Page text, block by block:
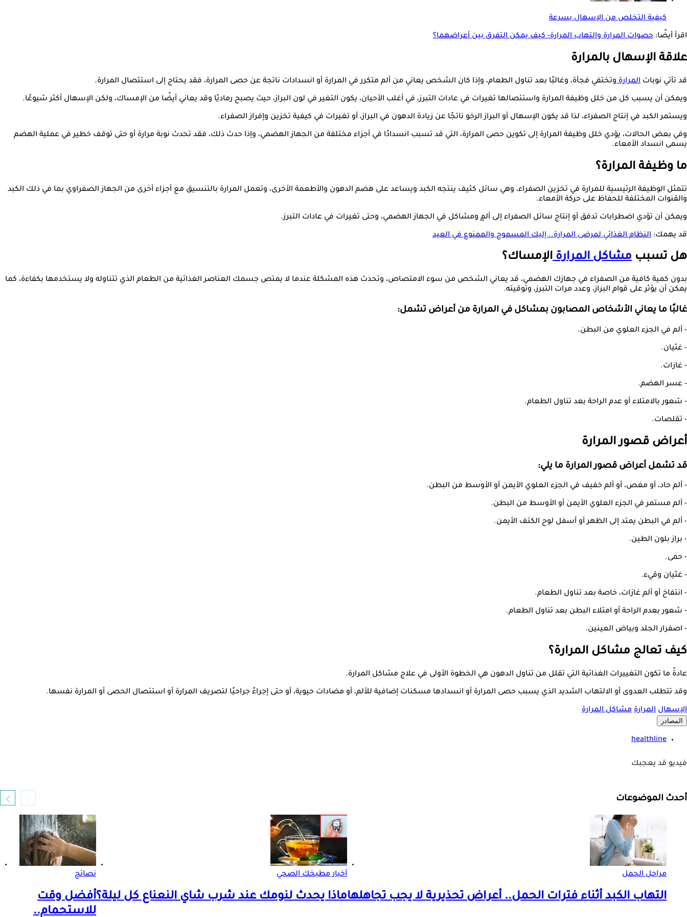
كيفية التخلص من الإسهال بسرعة
اقرأ أيضًا: حصوات المرارة والتهاب المرارة- كيف يمكن التفرق بين أعراضهما؟
علاقة الإسهال بالمرارة
قد تأتي نوبات المرارةوتختفي فجأة، وغالبًا بعد تناول الطعام، وإذا كان الشخص يعاني من ألم متكرر في المرارة أو انسدادات ناتجة عن حصى المرارة، فقد يحتاج إلى استئصال المرارة.
ويمكن أن يسبب كل من خلل وظيفة المرارة واستئصالها تغيرات في عادات التبرز، في أغلب الأحيان، يكون التغير في لون البراز، حيث يصبح رماديًا وقد يعاني أيضًا من الإمساك، ولكن الإسهال أكثر شيوعًا.
ويستمر الكبد في إنتاج الصفراء، لذا قد يكون الإسهال أو البراز الرخو ناتجًا عن زيادة الدهون في البراز، أو تغيرات في كيفية تخزين وإفراز الصفراء.
وفي بعض الحالات، يؤدي خلل وظيفة المرارة إلى تكوين حصى المرارة، التي قد تسبب انسدادًا في أجزاء مختلفة من الجهاز الهضمي، وإذا حدث ذلك، فقد تحدث نوبة مرارة أو حتى توقف خطير في عملية الهضم
يسمى انسداد الأمعاء.
ما وظيفة المرارة؟
تتمثل الوظيفة الرئيسية للمرارة في تخزين الصفراء، وهي سائل كثيف ينتجه الكبد ويساعد على هضم الدهون والأطعمة الأخرى، وتعمل المرارة بالتنسيق مع أجزاء أخرى من الجهاز الصفراوي بما في ذلك الكبد
والقنوات المختلفة للحفاظ على حركة الأمعاء.
ويمكن أن تؤدي اضطرابات تدفق أو إنتاج سائل الصفراء إلى ألمٍ ومشاكل في الجهاز الهضمي، وحتى تغيرات في عادات التبرز.
قد يهمك: النظام الغذائي لمرضى المرارة.. إليك المسموح والممنوع في العيد
هل تسبب مشاكل المرارةالإمساك؟
بدون كمية كافية من الصفراء في جهازك الهضمي، قد يعاني الشخص من سوء الامتصاص، وتحدث هذه المشكلة عندما لا يمتص جسمك العناصر الغذائية من الطعام الذي تتناوله ولا يستخدمها بكفاءة، كما
يمكن أن يؤثر على قوام البراز، وعدد مرات التبرز، وتوقيته.
غالبًا ما يعاني الأشخاص المصابون بمشاكل في المرارة من أعراض تشمل:
- ألم في الجزء العلوي من البطن.
- غثيان.
- غازات.
- عسر الهضم.
- شعور بالامتلاء أو عدم الراحة بعد تناول الطعام.
- تقلصات.
أعراض قصور المرارة
قد تشمل أعراض قصور المرارة ما يلي:
- ألم حاد، أو مغص، أو ألم خفيف في الجزء العلوي الأيمن أو الأوسط من البطن.
- ألم مستمر في الجزء العلوي الأيمن أو الأوسط من البطن.
- ألم في البطن يمتد إلى الظهر أو أسفل لوح الكتف الأيمن.
- براز بلون الطين.
- حمى.
- غثيان وقيء.
- انتفاخ أو ألم غازات، خاصة بعد تناول الطعام.
- شعور بعدم الراحة أو امتلاء البطن بعد تناول الطعام.
- اصفرار الجلد وبياض العينين.
كيف تعالج مشاكل المرارة؟
عادةً ما تكون التغييرات الغذائية التي تقلل من تناول الدهون هي الخطوة الأولى في علاج مشاكل المرارة.
وقد تتطلب العدوى أو الالتهاب الشديد الذي يسبب حصى المرارة أو انسدادها مسكنات إضافية للألم، أو مضادات حيوية، أو حتى إجراءً جراحيًا لتصريف المرارة أو استئصال الحصى أو المرارة نفسها.
الإسهال المرارة مشاكل المرارة
المصادر
healthline
فيديو قد يعجبك
أحدث الموضوعات
مراحل الحمل
التهاب الكبد أثناء فترات الحمل.. أعراض تحذيرية لا يجب تجاهلها
أخبار مطبخك الصحي
ماذا يحدث لنومك عند شرب شاي النعناع كل ليلة؟
نصائح
أفضل وقت
للاستحمام..